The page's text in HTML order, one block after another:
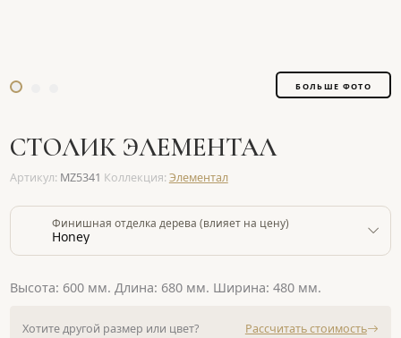
БОЛЬШЕ ФОТО
СТОЛИК ЭЛЕМЕНТАЛ
Артикул: MZ5341 Коллекция: Элементал
Финишная отделка дерева (влияет на цену)
Honey
Высота: 600 мм. Длина: 680 мм. Ширина: 480 мм.
Хотите другой размер или цвет? Рассчитать стоимость